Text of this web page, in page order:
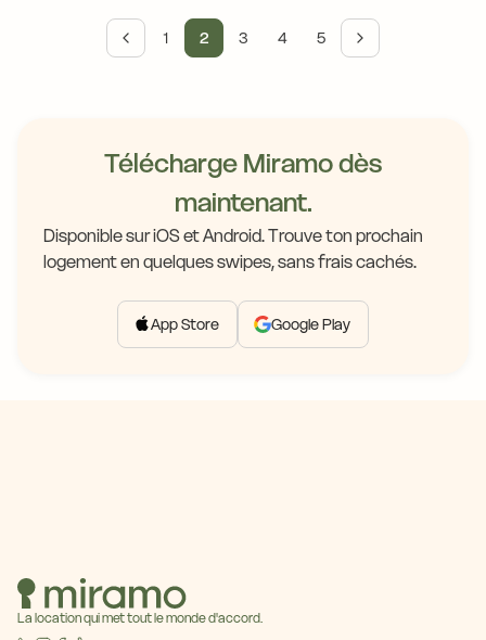
1 2 3 4 5
Télécharge Miramo dès
maintenant.
Disponible sur iOS et Android. Trouve ton prochain
logement en quelques swipes, sans frais cachés.
App Store Google Play
La location qui met tout le monde d'accord.